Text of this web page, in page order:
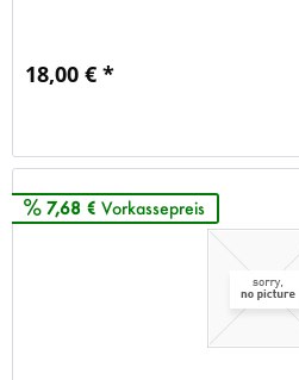
18,00 € *
7,68 € Vorkassepreis